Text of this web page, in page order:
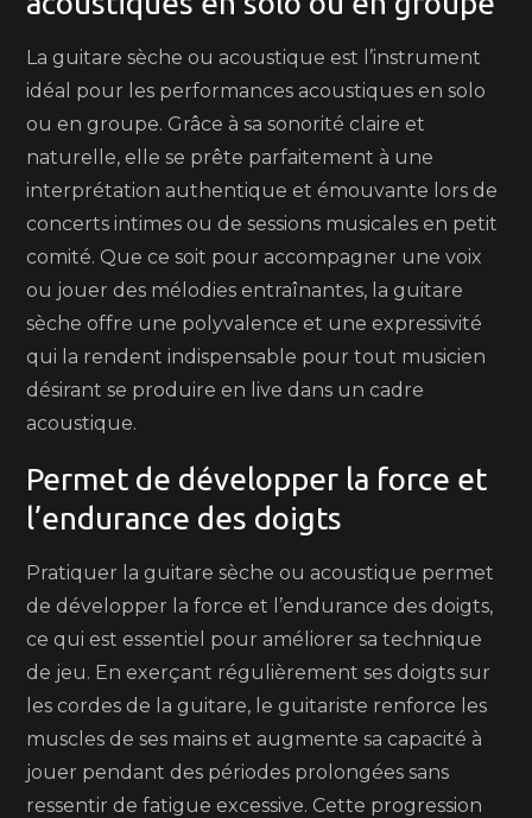
La guitare sèche ou acoustique est l’instrument
idéal pour les performances acoustiques en solo
ou en groupe. Grâce à sa sonorité claire et
naturelle, elle se prête parfaitement à une
interprétation authentique et émouvante lors de
concerts intimes ou de sessions musicales en petit
comité. Que ce soit pour accompagner une voix
ou jouer des mélodies entraînantes, la guitare
sèche offre une polyvalence et une expressivité
qui la rendent indispensable pour tout musicien
désirant se produire en live dans un cadre
acoustique.
Permet de développer la force et
l’endurance des doigts
Pratiquer la guitare sèche ou acoustique permet
de développer la force et l’endurance des doigts,
ce qui est essentiel pour améliorer sa technique
de jeu. En exerçant régulièrement ses doigts sur
les cordes de la guitare, le guitariste renforce les
muscles de ses mains et augmente sa capacité à
jouer pendant des périodes prolongées sans
ressentir de fatigue excessive. Cette progression